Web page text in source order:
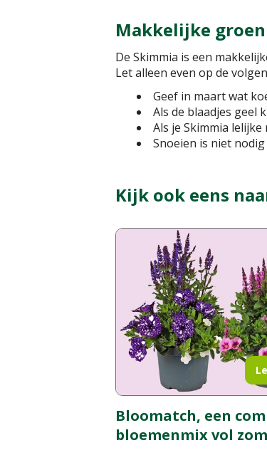
Makkelijke
De Skimmia is een
Let alleen even op de
Geef in maart wat
Als de blaadjes geel
Als je Skimmia
Snoeien is niet
Kijk ook eens
Bloomatch, een
bloemenmix vol